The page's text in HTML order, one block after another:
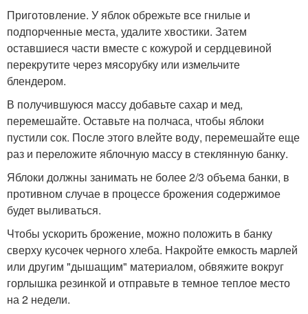
Приготовление. У яблок обрежьте все гнилые и
подпорченные места, удалите хвостики. Затем
оставшиеся части вместе с кожурой и сердцевиной
перекрутите через мясорубку или измельчите
блендером.
В получившуюся массу добавьте сахар и мед,
перемешайте. Оставьте на полчаса, чтобы яблоки
пустили сок. После этого влейте воду, перемешайте еще
раз и переложите яблочную массу в стеклянную банку.
Яблоки должны занимать не более 2/3 объема банки, в
противном случае в процессе брожения содержимое
будет выливаться.
Чтобы ускорить брожение, можно положить в банку
сверху кусочек черного хлеба. Накройте емкость марлей
или другим "дышащим" материалом, обвяжите вокруг
горлышка резинкой и отправьте в темное теплое место
на 2 недели.